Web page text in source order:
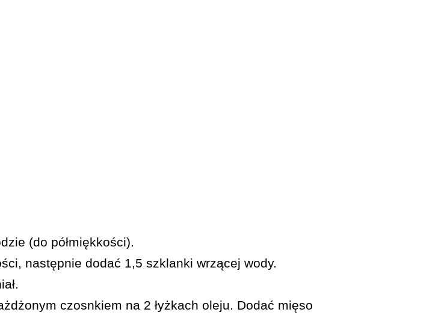
(do półmiękkości).
następnie dodać 1,5 szklanki wrzącej wody.
czosnkiem na 2 łyżkach oleju. Dodać mięso